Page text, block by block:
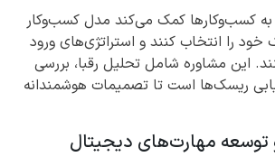
کسب‌وکارها کمک می‌کند مدل کسب‌وکار
را انتخاب کنند و استراتژی‌های ورود
این مشاوره شامل تحلیل رقبا، بررسی
ریسک‌ها است تا تصمیمات هوشمندانه
مهارت‌های دیجیتال